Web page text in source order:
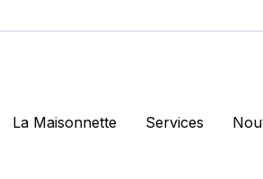
La Maisonnette Services